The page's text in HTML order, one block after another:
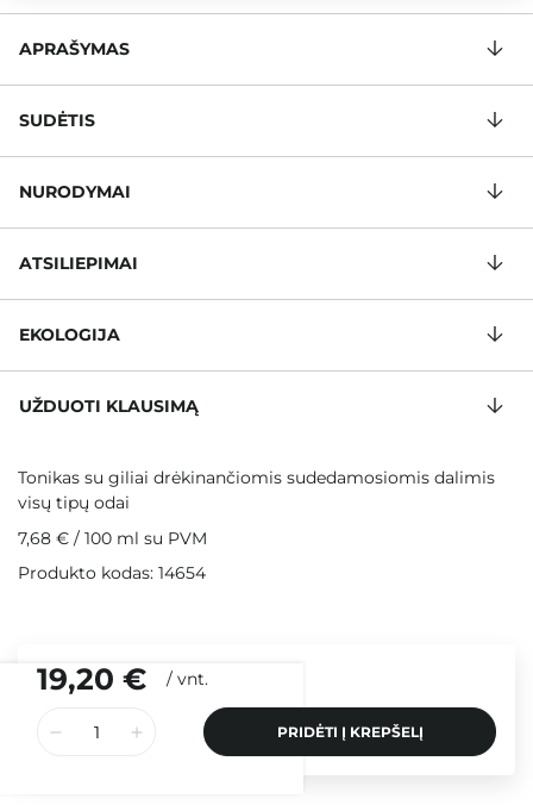
19,20 € / vnt.
PRIDĖTI Į KREPŠELĮ
APRAŠYMAS
SUDĖTIS
NURODYMAI
ATSILIEPIMAI
EKOLOGIJA
UŽDUOTI KLAUSIMĄ
Tonikas su giliai drėkinančiomis sudedamosiomis dalimis
visų tipų odai
7,68 € / 100 ml su PVM
Produkto kodas: 14654